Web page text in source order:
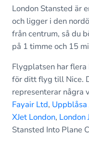
London Stansted är
och ligger i den
från centrum, så du
på 1 timme och 15
Flygplatsen har flera
för ditt flyg till Nice.
representerar några
Fayair Ltd, Uppblåsa
XJet London, London
Stansted Into Plane